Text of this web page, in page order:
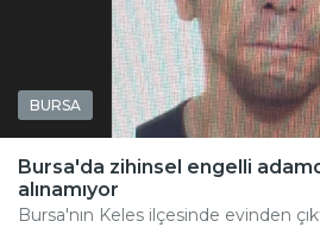
BURSA
Bursa'da zihinsel engelli
alınamıyor
Bursa'nın Keles ilçesinde evinden